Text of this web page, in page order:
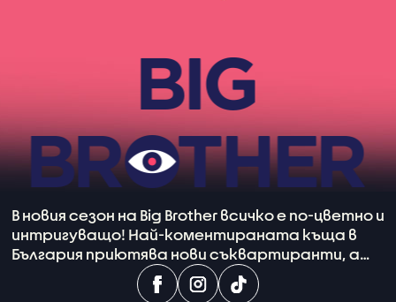
В новия сезон на Big Brother всичко е по-цветно и
интригуващо! Най-коментираната къща в
България приютява нови съквартиранти, а
водещи на шоуто отново са Александра
Богданска и Башар Рахал.